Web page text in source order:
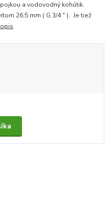
a vodovodný kohútik.
26,5 mm ( G 3/4 " ). Je tiež